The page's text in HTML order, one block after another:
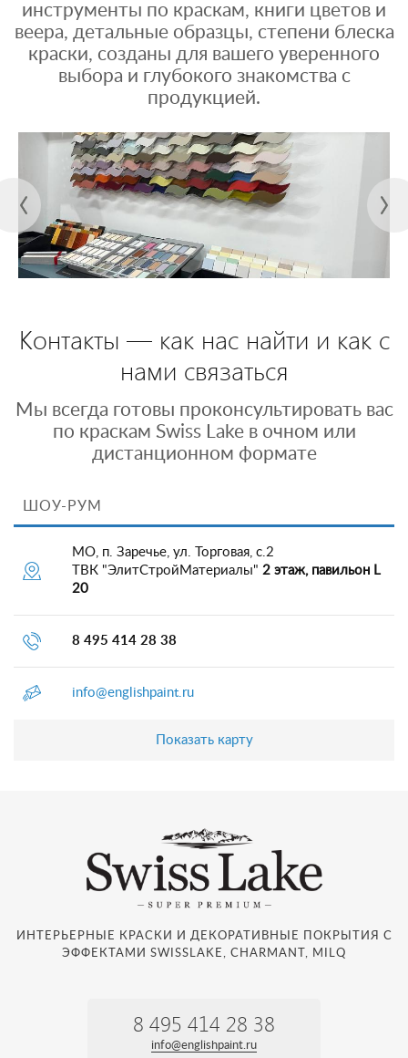
инструменты по краскам, книги цветов и
веера, детальные образцы, степени блеска
краски, созданы для вашего уверенного
выбора и глубокого знакомства с
продукцией.
Контакты — как нас найти и как с
нами связаться
Мы всегда готовы проконсультировать вас
по краскам Swiss Lake в очном или
дистанционном формате
ШОУ-РУМ
МО, п. Заречье, ул. Торговая, с.2
ТВК "ЭлитСтройМатериалы" 2 этаж, павильон L
20
8 495 414 28 38
info@englishpaint.ru
Показать карту
ИНТЕРЬЕРНЫЕ КРАСКИ И ДЕКОРАТИВНЫЕ ПОКРЫТИЯ С
ЭФФЕКТАМИ SWISSLAKE, CHARMANT, MILQ
8 495 414 28 38
info@englishpaint.ru